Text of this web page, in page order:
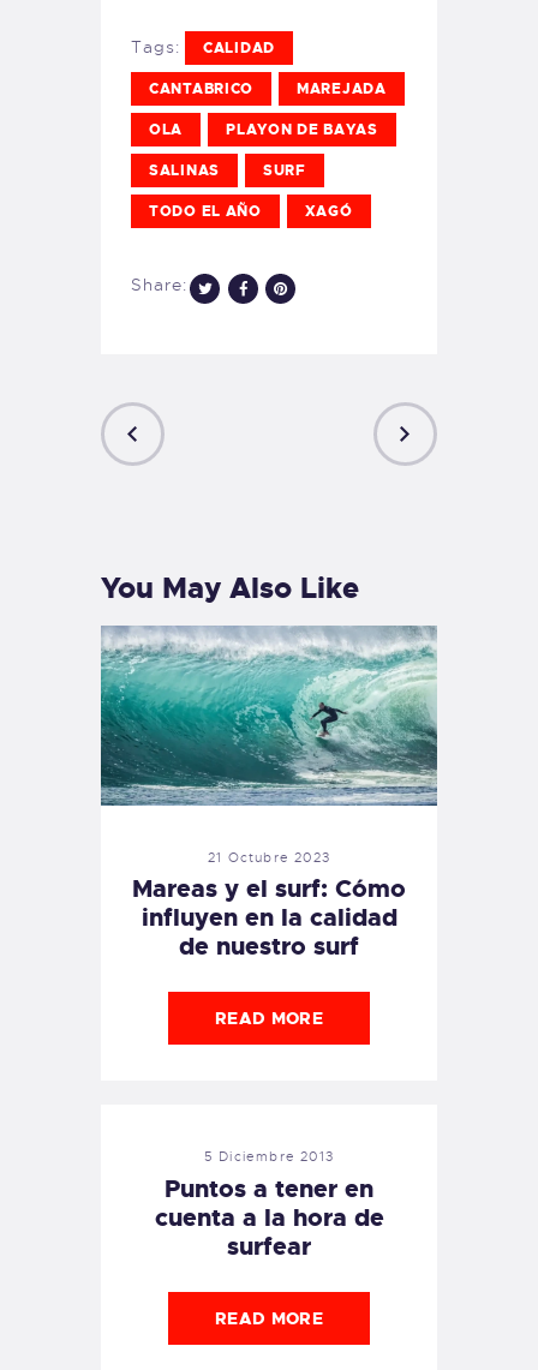
Tags: CALIDAD
CANTABRICO MAREJADA
OLA PLAYON DE BAYAS
SALINAS SURF
TODO EL AÑO XAGÓ
Share:
You May Also Like
21 Octubre 2023
Mareas y el surf: Cómo
influyen en la calidad
de nuestro surf
READ MORE
5 Diciembre 2013
Puntos a tener en
cuenta a la hora de
surfear
READ MORE